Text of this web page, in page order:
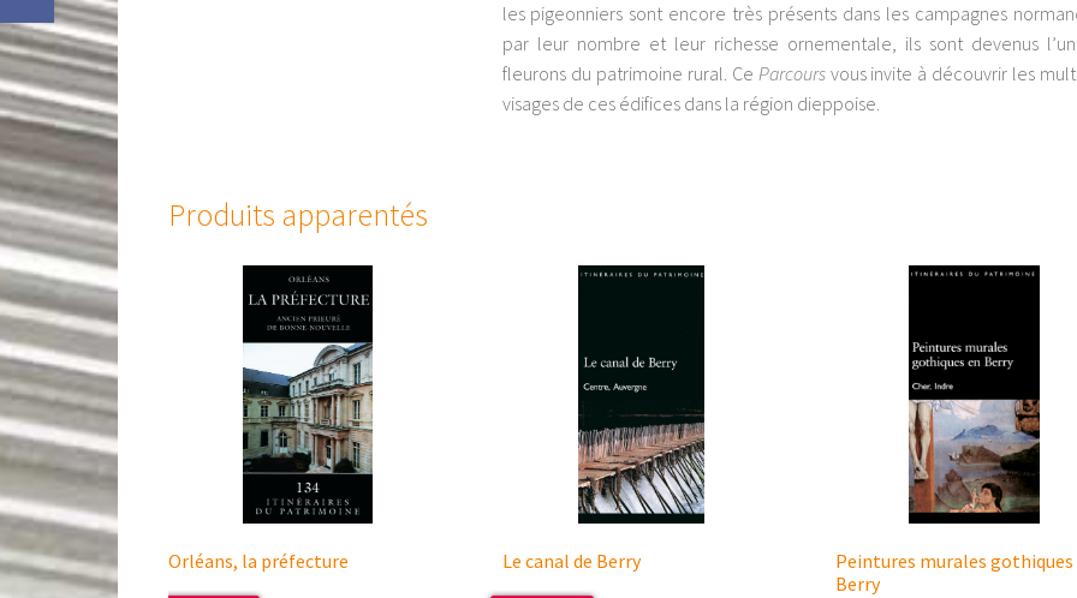
les pigeonniers sont encore très présents dans les campagnes
par leur nombre et leur richesse ornementale, ils sont devenus
fleurons du patrimoine rural. Ce Parcoursvous invite à découvrir les
visages de ces édifices dans la région dieppoise.
Produits apparentés
Orléans, la préfecture Le canal de Berry
Peintures murales gothiques
Berry